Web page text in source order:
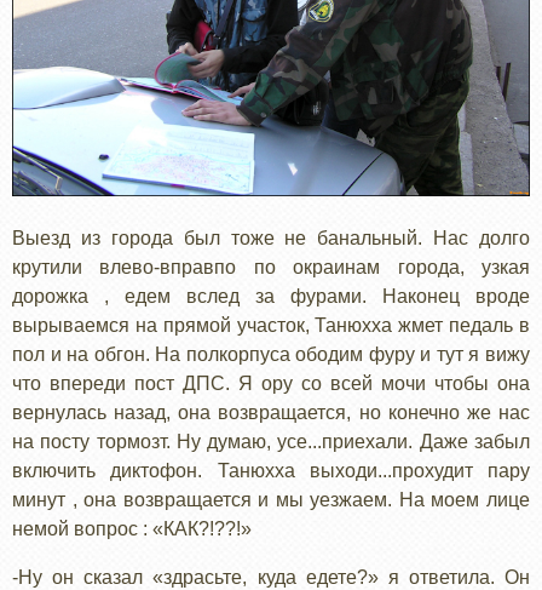
Выезд из города был тоже не банальный. Нас долго
крутили влево-вправпо по окраинам города, узкая
дорожка , едем вслед за фурами. Наконец вроде
вырываемся на прямой участок, Танюхха жмет педаль в
пол и на обгон. На полкорпуса ободим фуру и тут я вижу
что впереди пост ДПС. Я ору со всей мочи чтобы она
вернулась назад, она возвращается, но конечно же нас
на посту тормозт. Ну думаю, усе...приехали. Даже забыл
включить диктофон. Танюхха выходи...прохудит пару
минут , она возвращается и мы уезжаем. На моем лице
немой вопрос : «КАК?!??!»
-Ну он сказал «здрасьте, куда едете?» я ответила. Он